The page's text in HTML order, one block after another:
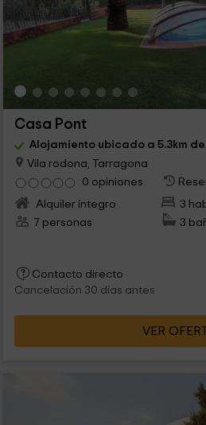
Casa Pont
Alojamiento ubicado a 5.3km
Vila rodona, Tarragona
0 opiniones
Alquiler íntegro
3
7 personas
3
Contacto directo
Cancelación 30 días antes
VER